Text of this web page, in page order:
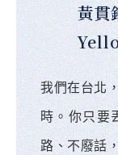
黃貫
我們在台北
時。你只要
路、不廢話